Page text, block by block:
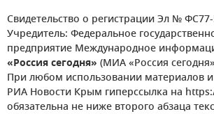
Свидетельство о регистрации Эл №
Учредитель: Федеральное
предприятие Международное
«Россия сегодня» (МИА «Россия
При любом использовании материалов и
РИА Новости Крым гиперссылка на
обязательна не ниже второго абзаца